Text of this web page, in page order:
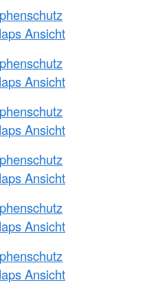
Ansicht
Ansicht
Ansicht
Ansicht
Ansicht
Ansicht